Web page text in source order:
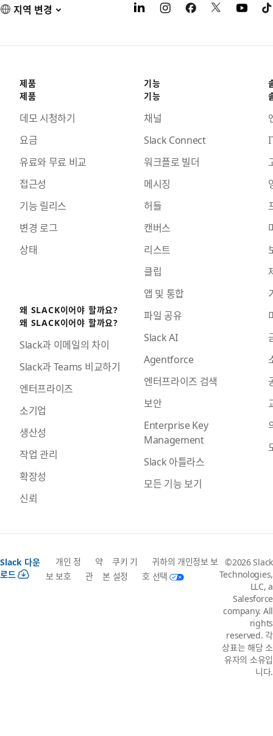
지역 변경
제품
제품
데모 시청하기
요금
유료와 무료 비교
접근성
기능 릴리스
변경 로그
상태
왜 SLACK이어야 할까요?
왜 SLACK이어야 할까요?
Slack과 이메일의 차이
Slack과 Teams 비교하기
엔터프라이즈
소기업
생산성
작업 관리
확장성
신뢰
기능
기능
채널
Slack Connect
워크플로 빌더
메시징
허들
캔버스
리스트
클립
앱 및 통합
파일 공유
Slack AI
Agentforce
엔터프라이즈 검색
보안
Enterprise Key
Management
Slack 아틀라스
모든 기능 보기
Slack 다운
로드
개인 정
보 보호
약
관
쿠키 기
본 설정
귀하의 개인정보 보
호 선택
©2026 Slack
Technologies,
LLC, a
Salesforce
company. All
rights
reserved. 각
상표는 해당 소
유자의 소유입
니다.